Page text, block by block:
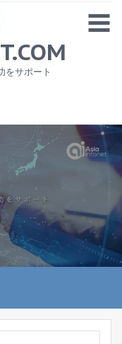
1
いて
をサポート